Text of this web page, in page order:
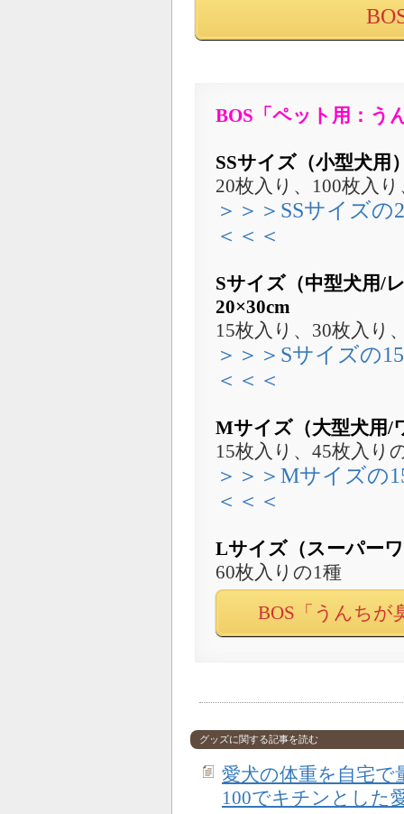
BOS「ペット用：う
SSサイズ（小型犬
20枚入り、100枚入
＞＞＞SSサイズ
＜＜＜
Sサイズ（中型犬用
20×30cm
15枚入り、30枚入り
＞＞＞Sサイズの
＜＜＜
Mサイズ（大型犬用
15枚入り、45枚入り
＞＞＞Mサイズの
＜＜＜
Lサイズ（スーパー
60枚入りの1種
BOS「うんちが
グッズに関する記事を読む
愛犬の体重を自宅
100でキチンとした